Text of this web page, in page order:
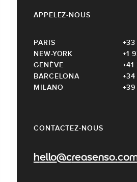
CONTACTEZ-NOUS
APPELEZ-NOUS
PARIS
NEW-YORK
+1
GENÈVE
+41
BARCELONA
MILANO